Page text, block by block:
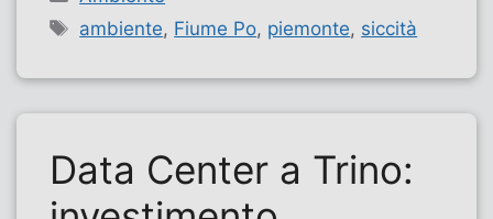
Tag
ambiente, Fiume Po, piemonte, siccità
Data Center a Trino: